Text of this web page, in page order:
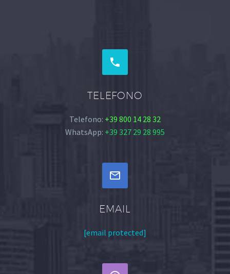


TELEFONO
Telefono: +39 800 14 28 32
WhatsApp: +39 327 29 28 995


EMAIL
[email protected]